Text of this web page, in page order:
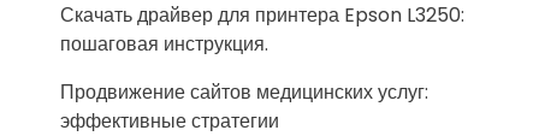
Скачать драйвер для принтера Epson L3250:
пошаговая инструкция.
Продвижение сайтов медицинских услуг:
эффективные стратегии